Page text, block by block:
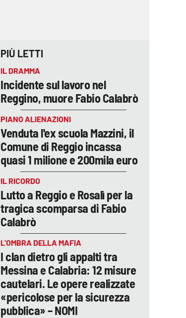
PIÙ LETTI
IL DRAMMA
Incidente sul lavoro nel
Reggino, muore Fabio Calabrò
PIANO ALIENAZIONI
Venduta l'ex scuola Mazzini, il
Comune di Reggio incassa
quasi 1 milione e 200mila euro
IL RICORDO
Lutto a Reggio e Rosalì per la
tragica scomparsa di Fabio
Calabrò
L’OMBRA DELLA MAFIA
I clan dietro gli appalti tra
Messina e Calabria: 12 misure
cautelari. Le opere realizzate
«pericolose per la sicurezza
pubblica» – NOMI